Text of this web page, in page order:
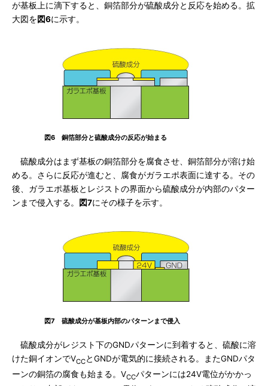
が基板上に滴下すると、銅箔部分が硫酸成分と反応を始める。拡
大図を図6に示す。
図6 銅箔部分と硫酸成分の反応が始まる
硫酸成分はまず基板の銅箔部分を腐食させ、銅箔部分が溶け始
める。さらに反応が進むと、腐食がガラエポ表面に達する。その
後、ガラエポ基板とレジストの界面から硫酸成分が内部のパター
ンまで侵入する。
図7にその様子を示す。
図7 硫酸成分が基板内部のパターンまで侵入
硫酸成分がレジスト下のGNDパターンに到着すると、硫酸に溶
けた銅イオンでVCCとGNDが電気的に接続される。またGNDパタ
ーンの銅箔の腐食も始まる。VCCパターンには24V電位がかかっ